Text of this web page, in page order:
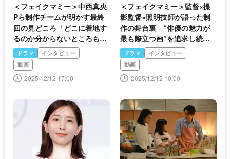
＜フェイクマミー＞中西真央
Pら制作チームが明かす最終
回の見どころ「どこに着地す
るのか分からないところも、
最終回の魅力」
ドラマ
インタビュー
動画
2025/12/12 17:00
＜フェイクマミー＞監督×撮
影監督×照明技師が語った制
作の舞台裏 “俳優の魅力が
最も際立つ画”を追求し続け
た撮影
ドラマ
インタビュー
動画
2025/12/12 10:00